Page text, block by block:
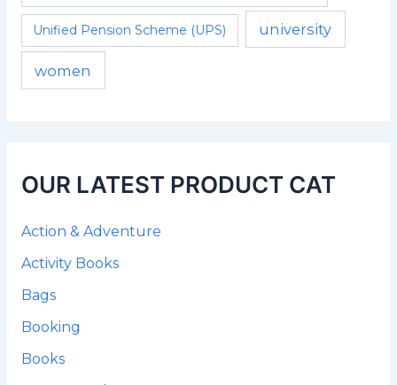
Unified Pension Scheme (UPS) university
women
OUR LATEST PRODUCT CAT
Action & Adventure
Activity Books
Bags
Booking
Books